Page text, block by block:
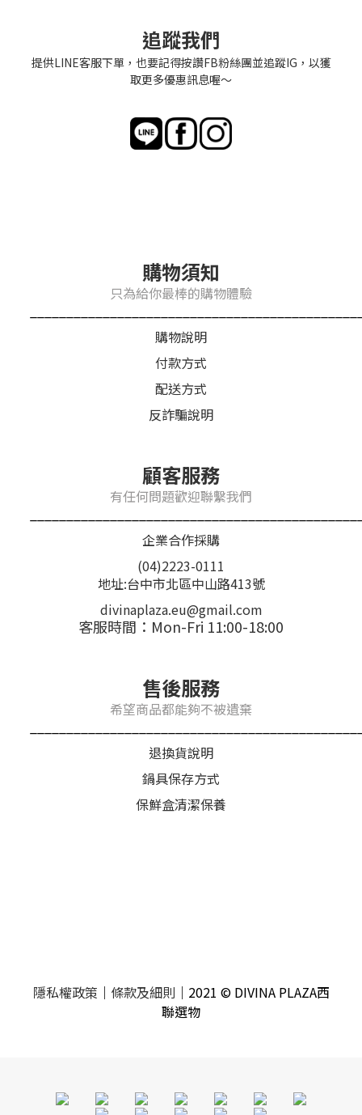
追蹤我們
提供LINE客服下單，也要記得按讚FB粉絲團並追蹤IG，以獲
取更多優惠訊息喔～
購物須知
只為給你最棒的購物體驗
購物說明
付款方式
配送方式
反詐騙說明
顧客服務
有任何問題歡迎聯繫我們
企業合作採購
(04)2223-0111
地址:台中市北區中山路413號
divinaplaza.eu@gmail.com
客服時間：Mon-Fri 11:00-18:00
售後服務
希望商品都能夠不被遺棄
退換貨說明
鍋具保存方式
保鮮盒清潔保養
隱私權政策 ｜ 條款及細則 ｜2021 © DIVINA PLAZA西
聯選物